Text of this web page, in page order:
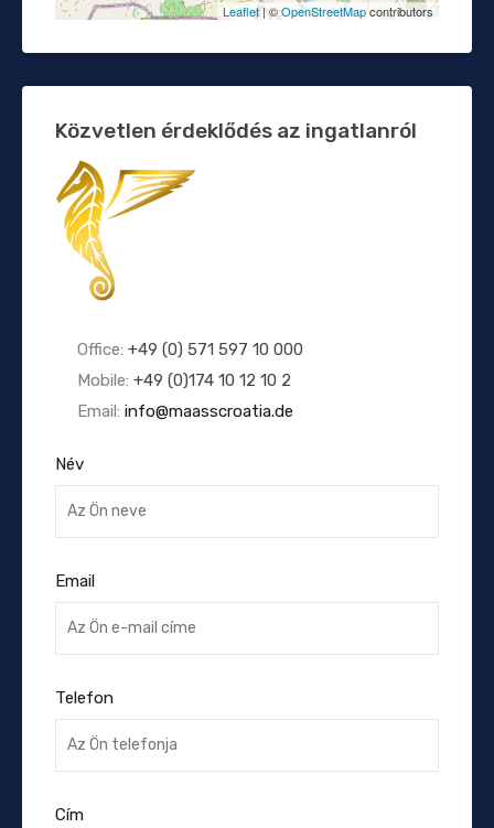
Leaflet| ©OpenStreetMapcontributors
Közvetlen érdeklődés az ingatlanról
Office: +49 (0) 571 597 10 000
Mobile: +49 (0)174 10 12 10 2
Email: info@maasscroatia.de
Név
Email
Telefon
Cím